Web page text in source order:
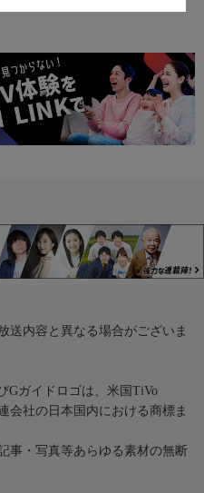
送内容と異なる場合がございま
Gガイドロゴは、米国TiVo
会社の日本国内における商標ま
事・写真等あらゆる素材の無断